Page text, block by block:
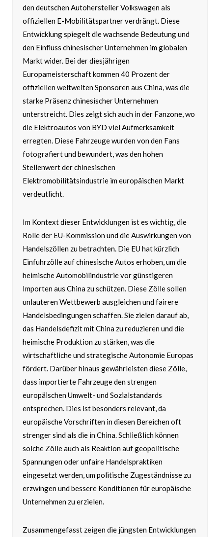
den deutschen Autohersteller Volkswagen als
offiziellen E-Mobilitätspartner verdrängt. Diese
Entwicklung spiegelt die wachsende Bedeutung und
den Einfluss chinesischer Unternehmen im globalen
Markt wider. Bei der diesjährigen
Europameisterschaft kommen 40 Prozent der
offiziellen weltweiten Sponsoren aus China, was die
starke Präsenz chinesischer Unternehmen
unterstreicht. Dies zeigt sich auch in der Fanzone, wo
die Elektroautos von BYD viel Aufmerksamkeit
erregten. Diese Fahrzeuge wurden von den Fans
fotografiert und bewundert, was den hohen
Stellenwert der chinesischen
Elektromobilitätsindustrie im europäischen Markt
verdeutlicht.
Im Kontext dieser Entwicklungen ist es wichtig, die
Rolle der EU-Kommission und die Auswirkungen von
Handelszöllen zu betrachten. Die EU hat kürzlich
Einfuhrzölle auf chinesische Autos erhoben, um die
heimische Automobilindustrie vor günstigeren
Importen aus China zu schützen. Diese Zölle sollen
unlauteren Wettbewerb ausgleichen und fairere
Handelsbedingungen schaffen. Sie zielen darauf ab,
das Handelsdefizit mit China zu reduzieren und die
heimische Produktion zu stärken, was die
wirtschaftliche und strategische Autonomie Europas
fördert. Darüber hinaus gewährleisten diese Zölle,
dass importierte Fahrzeuge den strengen
europäischen Umwelt- und Sozialstandards
entsprechen. Dies ist besonders relevant, da
europäische Vorschriften in diesen Bereichen oft
strenger sind als die in China. Schließlich können
solche Zölle auch als Reaktion auf geopolitische
Spannungen oder unfaire Handelspraktiken
eingesetzt werden, um politische Zugeständnisse zu
erzwingen und bessere Konditionen für europäische
Unternehmen zu erzielen.
Zusammengefasst zeigen die jüngsten Entwicklungen